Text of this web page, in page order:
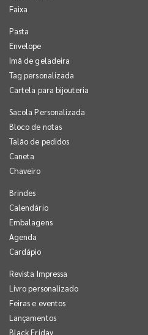
Faixa
Pasta
Envelope
Imã de geladeira
Tag personalizada
Cartela para bijouteria
Sacola Personalizada
Bloco de notas
Talão de pedidos
Caneta
Chaveiro
Brindes
Calendário
Embalagens
Agenda
Cardápio
Revista Impressa
Livro personalizado
Feiras e eventos
Lançamentos
Black Friday